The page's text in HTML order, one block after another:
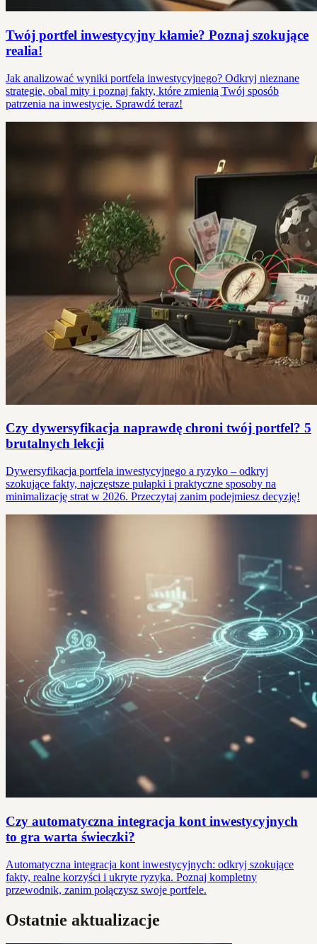
Twój portfel inwestycyjny kłamie? Poznaj szokujące
realia!
Jak analizować wyniki portfela inwestycyjnego? Odkryj nieznane
strategie, obal mity i poznaj fakty, które zmienią Twój sposób
patrzenia na inwestycje. Sprawdź teraz!
Czy dywersyfikacja naprawdę chroni twój portfel? 5
brutalnych lekcji
Dywersyfikacja portfela inwestycyjnego a ryzyko – odkryj
szokujące fakty, najczęstsze pułapki i praktyczne sposoby na
minimalizację strat w 2026. Przeczytaj zanim podejmiesz decyzję!
Czy automatyczna integracja kont inwestycyjnych
to gra warta świeczki?
Automatyczna integracja kont inwestycyjnych: odkryj szokujące
fakty, realne korzyści i ukryte ryzyka. Poznaj kompletny
przewodnik, zanim połączysz swoje portfele.
Ostatnie aktualizacje